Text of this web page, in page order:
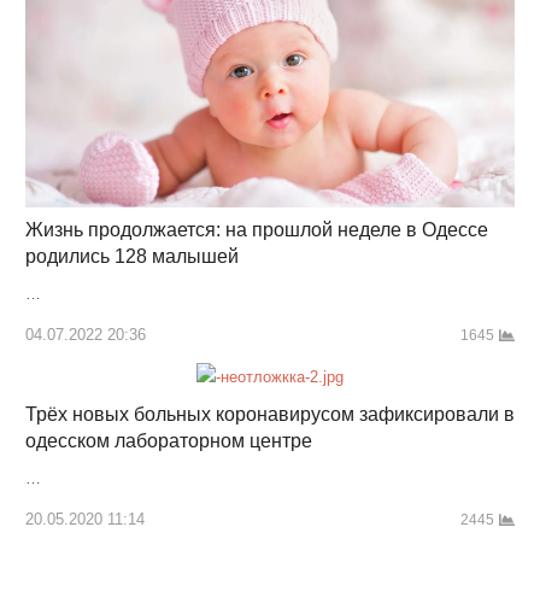
Жизнь продолжается: на прошлой неделе в Одессе
родились 128 малышей
…
04.07.2022 20:36 1645
Трёх новых больных коронавирусом зафиксировали в
одесском лабораторном центре
…
20.05.2020 11:14 2445